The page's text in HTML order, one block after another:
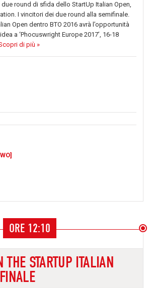
round di sfida dello StartUp Italian Open,
I vincitori dei due round alla semifinale.
Open dentro BTO 2016 avrà l’opportunità
a ‘Phocuswright Europe 2017’, 16-18
di più »
ORE 12:10
STARTUP ITALIAN